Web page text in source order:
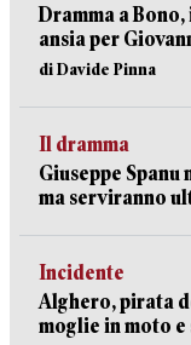
Dramma a
ansia per
di Davide Pinna
Il dramma
Giuseppe Spanu
ma serviranno
Incidente
Alghero, pirata
moglie in moto e